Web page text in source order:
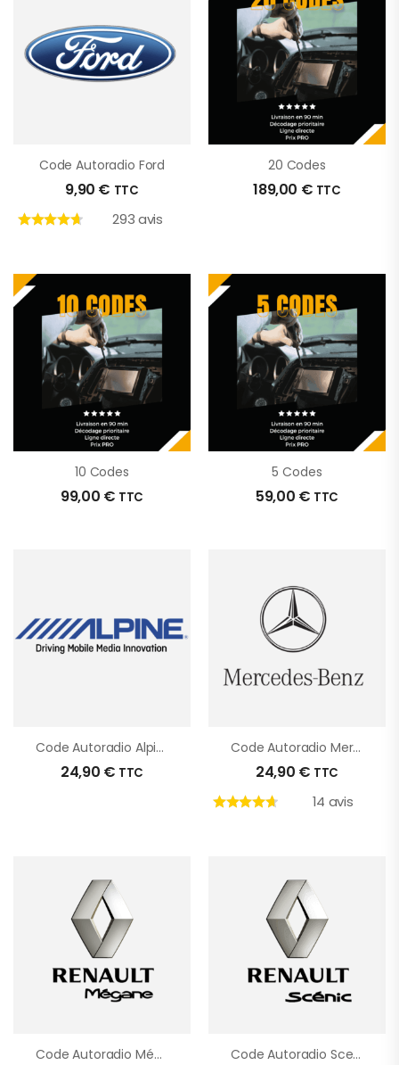
Code Autoradio Ford
9,90 € TTC
293 avis
20 Codes
189,00 € TTC
10 Codes
99,00 € TTC
5 Codes
59,00 € TTC
Code Autoradio Alpine
24,90 € TTC
Code Autoradio Mercedes
24,90 € TTC
14 avis
Code Autoradio Mégane 2 Code Autoradio Scenic